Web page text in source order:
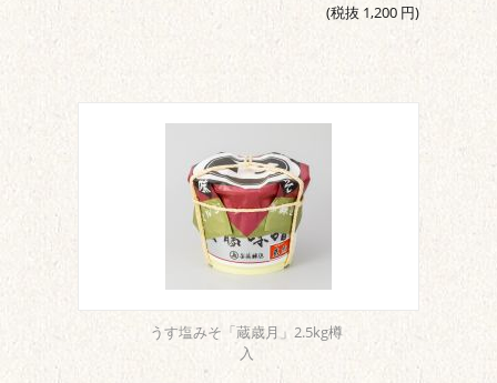
(税抜 1,200 円)
うす塩みそ「蔵歳月」2.5kg樽
入